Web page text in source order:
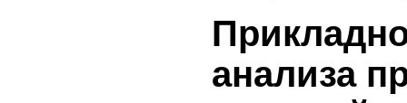
анализа